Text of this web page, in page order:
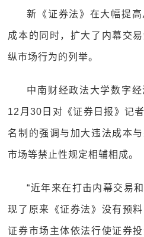
新《证券法》在大幅提
成本的同时，扩大了内幕交
纵市场行为的列举。
中南财经政法大学数字
12月30日对《证券日报》记
名制的强调与加大违法成本
市场等禁止性规定相辅相成。
“近年来在打击内幕交易
现了原来《证券法》没有预
证券市场主体依法行使证券